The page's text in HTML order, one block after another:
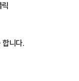
릭
합니다.